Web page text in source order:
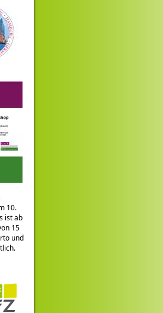
10.
ist ab
15
und